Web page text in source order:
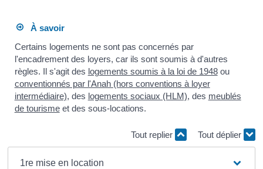
À savoir
Certains logements ne sont pas concernés par
l'encadrement des loyers, car ils sont soumis à d'autres
règles. Il s'agit des logements soumis à la loi de 1948ou
conventionnés par l'Anah (hors conventions à loyer
intermédiaire), des logements sociaux (HLM), des meublés
de tourismeet des sous-locations.
Tout replier Tout déplier
1re mise en location